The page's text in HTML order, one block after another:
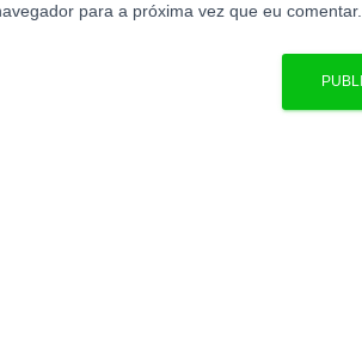
para a próxima vez que eu comentar.